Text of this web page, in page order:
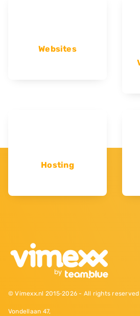
Websites
Hosting
© Vimexx.nl 2015‐2026 - All rights reserved
Vondellaan 47,